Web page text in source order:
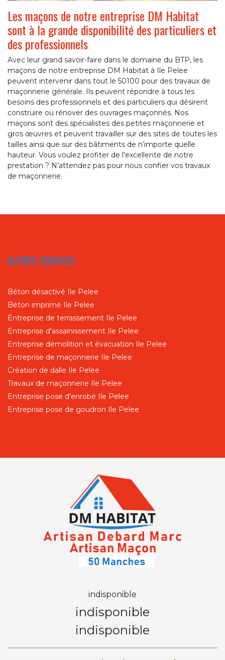
Les maçons de notre entreprise DM Habitat
sont à la grande disponibilité des particuliers et
des professionnels
Avec leur grand savoir-faire dans le domaine du BTP, les
maçons de notre entreprise DM Habitat à Ile Pelee
peuvent intervenir dans tout le 50100 pour des travaux de
maçonnerie générale. Ils peuvent répondre à tous les
besoins des professionnels et des particuliers qui désirent
construire ou rénover des ouvrages maçonnés. Nos
maçons sont des spécialistes des petites maçonnerie et
gros œuvres et peuvent travailler sur des sites de toutes les
tailles ainsi que sur des bâtiments de n’importe quelle
hauteur. Vous voulez profiter de l’excellente de notre
prestation ? N’attendez pas pour nous confier vos travaux
de maçonnerie.
AUTRES SERVICES
Béton désactivé Ile Pelee
Béton imprimé Ile Pelee
Entreprise de terrassement Ile Pelee
Entreprise d'assainissement Ile Pelee
Entreprise démolition et évacuation Ile Pelee
Entreprise de maçonnerie Ile Pelee
Création de dalle Ile Pelee
Travaux de maçonnerie Ile Pelee
Entreprise pose d'enrobé Ile Pelee
Entreprise pose de goudron Ile Pelee
indisponible
indisponible
indisponible